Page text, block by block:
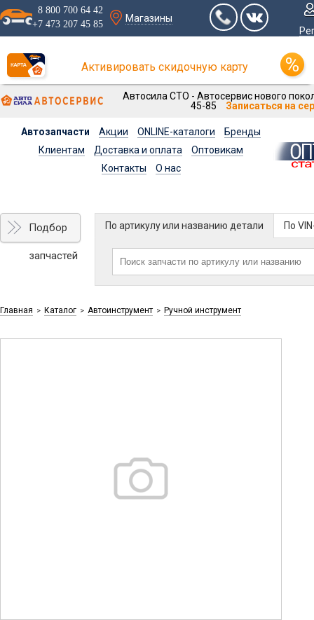
8 800 700 64 42
+7 473 207 45 85
Магазины
Активировать скидочную карту
Автосила СТО - Автосервис нового
45-85
Записаться на
Автозапчасти Акции ONLINE-каталоги
Бренды
Клиентам
Доставка и оплата
Оптовикам
Контакты
О нас
Подбор
запчастей
По артикулу или названию детали По
Главная > Каталог > Автоинструмент > Ручной инструмент